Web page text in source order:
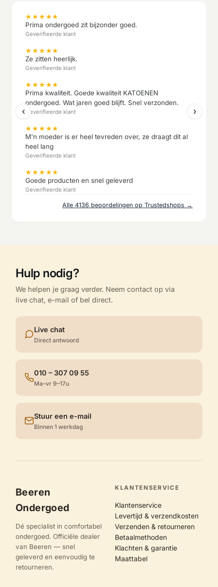
★★★★★
Prima ondergoed zit bijzonder goed.
Geverifieerde klant
★★★★★
Ze zitten heerlijk.
Geverifieerde klant
★★★★★
Prima kwaliteit. Goede kwaliteit KATOENEN
ondergoed. Wat jaren goed blijft. Snel verzonden.
Geverifieerde klant
★★★★★
M'n moeder is er heel tevreden over, ze draagt dit al
heel lang
Geverifieerde klant
★★★★★
Goede producten en snel geleverd
Geverifieerde klant
‹ ›
Alle 4136 beoordelingen op Trustedshops →
Hulp nodig?
We helpen je graag verder. Neem contact op via
live chat, e-mail of bel direct.
Live chat
Direct antwoord
010 – 307 09 55
Ma–vr 9–17u
Stuur een e-mail
Binnen 1 werkdag
Beeren
Ondergoed
Dé specialist in comfortabel
ondergoed. Officiële dealer
van Beeren — snel
geleverd en eenvoudig te
retourneren.
KLANTENSERVICE
Klantenservice
Levertijd & verzendkosten
Verzenden & retourneren
Betaalmethoden
Klachten & garantie
Maattabel